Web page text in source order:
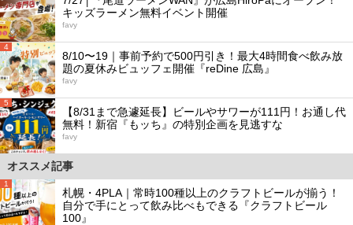
キッズラーメン無料イベント開催
favy
4
8/10〜19｜事前予約で500円引き！最大4時間食べ飲み放
題の夏休みビュッフェ開催『reDine 広島』
favy
5
【8/31まで急遽延長】ビールやサワーが111円！お通し代
無料！新宿『もッち』の特別企画を見逃すな
favy
オススメ記事
1
札幌・4PLA｜常時100種以上のクラフトビールが揃う！
自分で手にとって飲み比べもできる『クラフトビール
100』